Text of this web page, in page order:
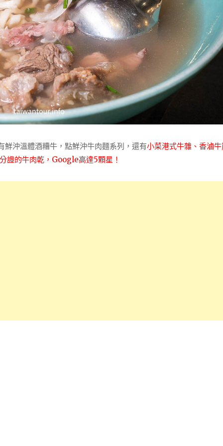
鮮沖溫體酒糟牛，點鮮沖牛肉麵系列，還有小菜港式牛雜、香滷
證的牛肉乾，Google高達5顆星！